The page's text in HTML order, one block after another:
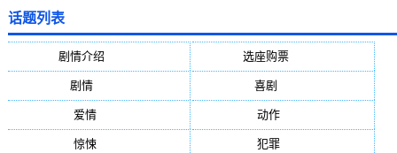
话题列表
剧情介绍 选座购票(5388)
剧情 喜剧
爱情(887) 动作
惊悚(648) 犯罪